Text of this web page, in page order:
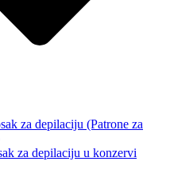
za depilaciju (Patrone za
za depilaciju u konzervi